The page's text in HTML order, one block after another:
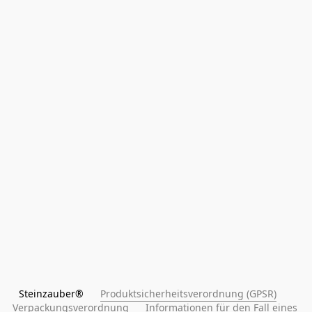
Steinzauber® Produktsicherheitsverordnung (GPSR)
Verpackungsverordnung
Informationen für den Fall eines